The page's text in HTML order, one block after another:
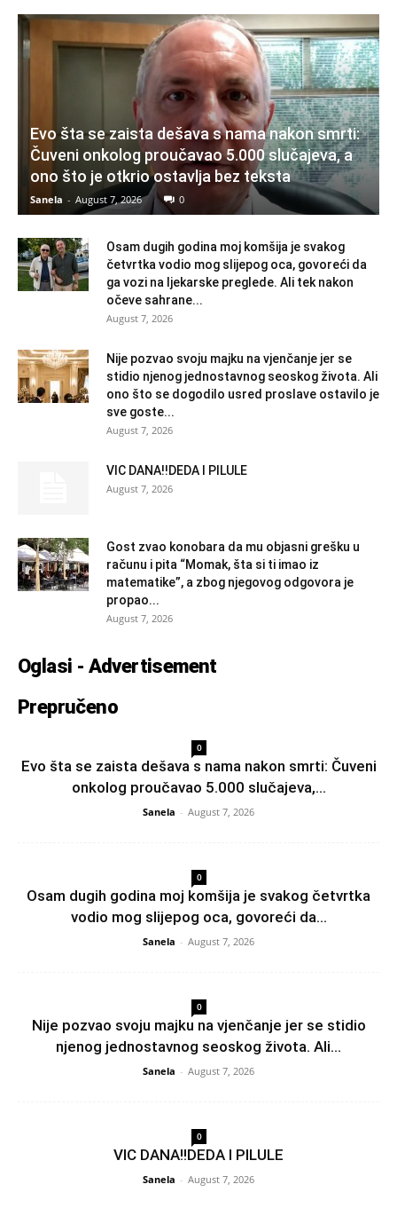
Evo šta se zaista dešava s nama nakon smrti:
Čuveni onkolog proučavao 5.000 slučajeva, a
ono što je otkrio ostavlja bez teksta
Sanela - August 7, 2026 0
Osam dugih godina moj komšija je svakog
četvrtka vodio mog slijepog oca, govoreći da
ga vozi na ljekarske preglede. Ali tek nakon
očeve sahrane...
August 7, 2026
Nije pozvao svoju majku na vjenčanje jer se
stidio njenog jednostavnog seoskog života. Ali
ono što se dogodilo usred proslave ostavilo je
sve goste...
August 7, 2026
VIC DANA!!DEDA I PILULE
August 7, 2026
Gost zvao konobara da mu objasni grešku u
računu i pita “Momak, šta si ti imao iz
matematike”, a zbog njegovog odgovora je
propao...
August 7, 2026
Oglasi - Advertisement
Prepručeno
0
Evo šta se zaista dešava s nama nakon smrti: Čuveni
onkolog proučavao 5.000 slučajeva,...
Sanela - August 7, 2026
0
Osam dugih godina moj komšija je svakog četvrtka
vodio mog slijepog oca, govoreći da...
Sanela - August 7, 2026
0
Nije pozvao svoju majku na vjenčanje jer se stidio
njenog jednostavnog seoskog života. Ali...
Sanela - August 7, 2026
0
VIC DANA!!DEDA I PILULE
Sanela - August 7, 2026